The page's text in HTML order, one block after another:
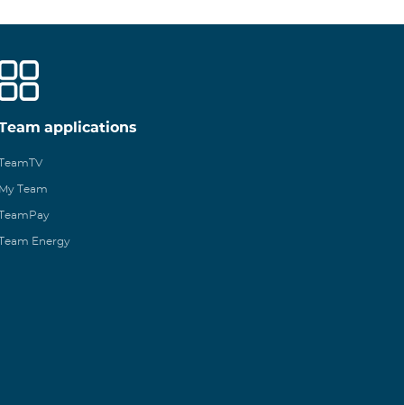
applications
Team
Energy